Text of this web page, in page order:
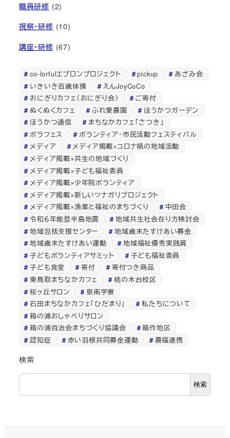
職員研修 (2)
視察・研修 (10)
講座・研修 (67)
co-lorfulエプロンプロジェクト pickup
あざみ会
いきいき百歳体操
えんJoyCoCo
おにぎりカフェ（おにぎり会）
ご寄付
ぬくぬくカフェ
ふれ愛農園
ほうかつガーデン
ほうかつ通信
まちなかカフェ「さつき」
ボラフェス
ボランティア・市民活動フェスティバル
メディア
メディア掲載×コロナ禍の地域活動
メディア掲載×共生の地域づくり
メディア掲載×子ども福祉委員
メディア掲載×少年院ボランティア
メディア掲載×新しいツナガリプロジェクト
メディア掲載×漁業と福祉のまちづくり
中田会
令和６年能登半島地震
地域共生社会在り方検討会
地域包括支援センター
地域歳末たすけあい募金
地域歳末たすけあい運動
地域福祉優秀実践賞
子どもボランティアサミット
子ども福祉委員
子ども食堂
寄付
寄付つき商品
東鳥取まちなかカフェ
桃の木台校区
桜ヶ丘サロン
泉南学寮
石田まちなかカフェ「ひだまり」
私たちについて
箱の浦おしゃべりサロン
箱の浦自治会まちづくり協議会
箱作地区
認知症
赤い羽根共同募金運動 農福連携
検索
検索